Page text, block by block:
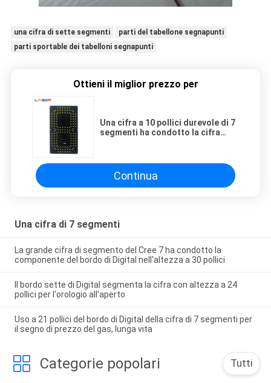
una cifra di sette segmenti
parti del tabellone segnapunti
parti sportable dei tabelloni segnapunti
Ottieni il miglior prezzo per
Una cifra a 10 pollici durevole di 7
segmenti ha condotto la cifra
Continua
Una cifra di 7 segmenti
La grande cifra di segmento del Cree 7 ha condotto la
componente del bordo di Digital nell'altezza a 30 pollici
Il bordo sette di Digital segmenta la cifra con altezza a 24
pollici per l'orologio all'aperto
Uso a 21 pollici del bordo di Digital della cifra di 7 segmenti per
il segno di prezzo del gas, lunga vita
Categorie popolari Tutti